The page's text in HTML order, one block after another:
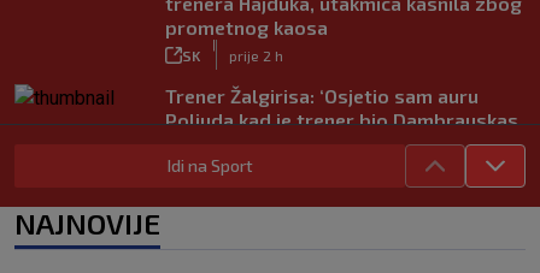
prometnog kaosa
SK prije 2 h
Trener Žalgirisa: ‘Osjetio sam auru
Poljuda kad je trener bio Dambrauskas.
Hajduk danas igra nestabilno’
SK
|
prije 4 h
Vatreni u Cityju sve bolji: ‘Kovačić
Idi na Sport
NAJNOVIJE